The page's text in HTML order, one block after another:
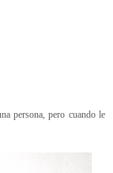
persona, pero cuando le